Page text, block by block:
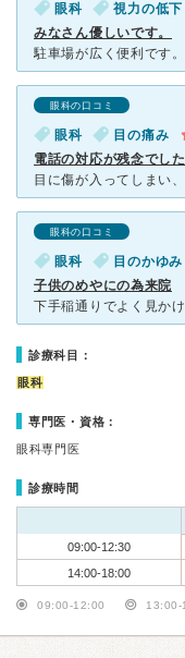
眼科 視力の低下
みなさん優しいです。
眼科の口コミ
眼科 目の痛み
電話の対応が残念でした
眼科の口コミ
眼科 目のかゆみ
子供のめやにの為来院
診療科目：
眼科
専門医・資格：
眼科専門医
診療時間
09:00-12:30
14:00-18:00
09:00-12:00 13:00-